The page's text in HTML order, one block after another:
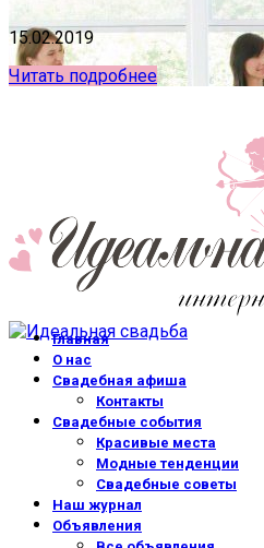
15.02.2019
Читать подробнее
Главная
О нас
Свадебная афиша
Контакты
Свадебные события
Красивые места
Модные тенденции
Свадебные советы
Наш журнал
Объявления